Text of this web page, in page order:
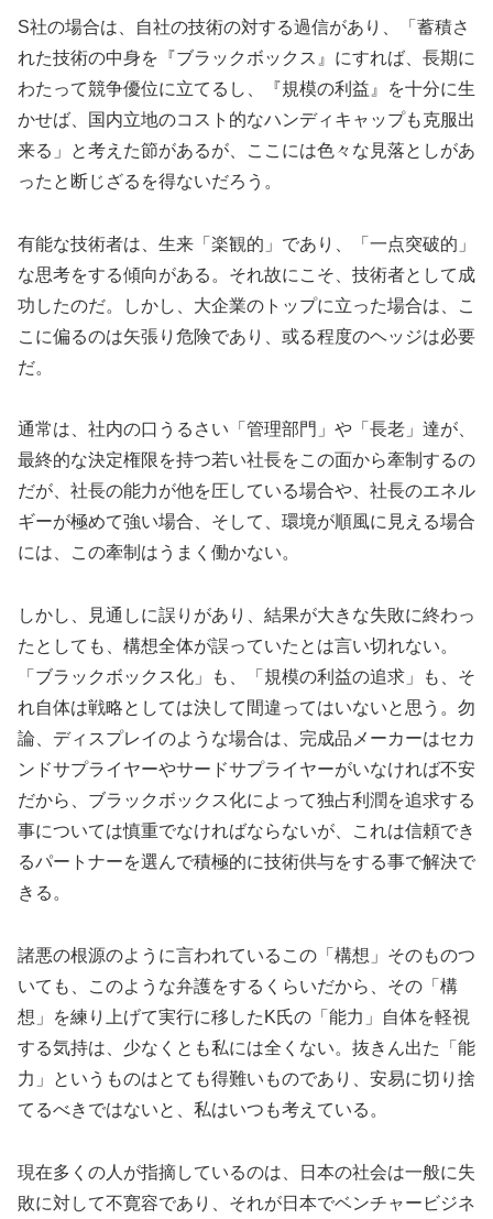
S社の場合は、自社の技術の対する過信があり、「蓄積さ
れた技術の中身を『ブラックボックス』にすれば、長期に
わたって競争優位に立てるし、『規模の利益』を十分に生
かせば、国内立地のコスト的なハンディキャップも克服出
来る」と考えた節があるが、ここには色々な見落としがあ
ったと断じざるを得ないだろう。
有能な技術者は、生来「楽観的」であり、「一点突破的」
な思考をする傾向がある。それ故にこそ、技術者として成
功したのだ。しかし、大企業のトップに立った場合は、こ
こに偏るのは矢張り危険であり、或る程度のヘッジは必要
だ。
通常は、社内の口うるさい「管理部門」や「長老」達が、
最終的な決定権限を持つ若い社長をこの面から牽制するの
だが、社長の能力が他を圧している場合や、社長のエネル
ギーが極めて強い場合、そして、環境が順風に見える場合
には、この牽制はうまく働かない。
しかし、見通しに誤りがあり、結果が大きな失敗に終わっ
たとしても、構想全体が誤っていたとは言い切れない。
「ブラックボックス化」も、「規模の利益の追求」も、そ
れ自体は戦略としては決して間違ってはいないと思う。勿
論、ディスプレイのような場合は、完成品メーカーはセカ
ンドサプライヤーやサードサプライヤーがいなければ不安
だから、ブラックボックス化によって独占利潤を追求する
事については慎重でなければならないが、これは信頼でき
るパートナーを選んで積極的に技術供与をする事で解決で
きる。
諸悪の根源のように言われているこの「構想」そのものつ
いても、このような弁護をするくらいだから、その「構
想」を練り上げて実行に移したK氏の「能力」自体を軽視
する気持は、少なくとも私には全くない。抜きん出た「能
力」というものはとても得難いものであり、安易に切り捨
てるべきではないと、私はいつも考えている。
現在多くの人が指摘しているのは、日本の社会は一般に失
敗に対して不寛容であり、それが日本でベンチャービジネ